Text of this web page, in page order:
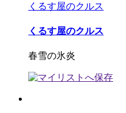
くるす屋のクルス
くるす屋のクルス
春雪の氷炎